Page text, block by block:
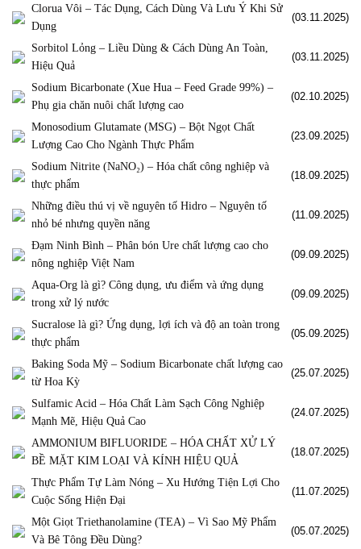
Clorua Vôi – Tác Dụng, Cách Dùng Và Lưu Ý Khi Sử
Dụng
(03.11.2025)
Sorbitol Lỏng – Liều Dùng & Cách Dùng An Toàn,
Hiệu Quả
(03.11.2025)
Sodium Bicarbonate (Xue Hua – Feed Grade 99%) –
Phụ gia chăn nuôi chất lượng cao
(02.10.2025)
Monosodium Glutamate (MSG) – Bột Ngọt Chất
Lượng Cao Cho Ngành Thực Phẩm
(23.09.2025)
Sodium Nitrite (NaNO₂) – Hóa chất công nghiệp và
thực phẩm
(18.09.2025)
Những điều thú vị về nguyên tố Hidro – Nguyên tố
nhỏ bé nhưng quyền năng
(11.09.2025)
Đạm Ninh Bình – Phân bón Ure chất lượng cao cho
nông nghiệp Việt Nam
(09.09.2025)
Aqua-Org là gì? Công dụng, ưu điểm và ứng dụng
trong xử lý nước
(09.09.2025)
Sucralose là gì? Ứng dụng, lợi ích và độ an toàn trong
thực phẩm
(05.09.2025)
Baking Soda Mỹ – Sodium Bicarbonate chất lượng cao
từ Hoa Kỳ
(25.07.2025)
Sulfamic Acid – Hóa Chất Làm Sạch Công Nghiệp
Mạnh Mẽ, Hiệu Quả Cao
(24.07.2025)
AMMONIUM BIFLUORIDE – HÓA CHẤT XỬ LÝ
BỀ MẶT KIM LOẠI VÀ KÍNH HIỆU QUẢ
(18.07.2025)
Thực Phẩm Tự Làm Nóng – Xu Hướng Tiện Lợi Cho
Cuộc Sống Hiện Đại
(11.07.2025)
Một Giọt Triethanolamine (TEA) – Vì Sao Mỹ Phẩm
Và Bê Tông Đều Dùng?
(05.07.2025)